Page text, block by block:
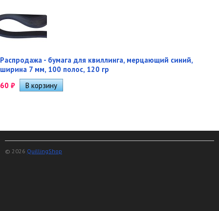
Распродажа - бумага для квиллинга, мерцающий синий,
ширина 7 мм, 100 полос, 120 гр
60 ₽
© 2026 QuillingShop